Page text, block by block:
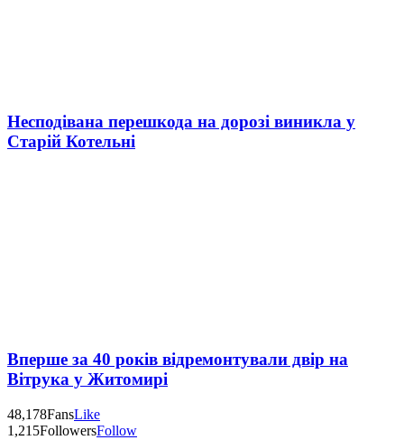
Несподівана перешкода на дорозі виникла у
Старій Котельні
Вперше за 40 років відремонтували двір на
Вітрука у Житомирі
48,178FansLike
1,215FollowersFollow